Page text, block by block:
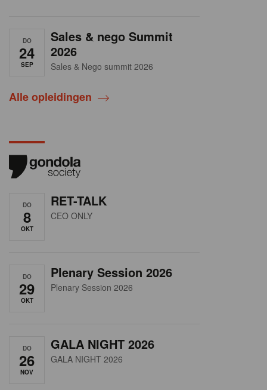
DO
24
SEP
Sales & nego Summit
2026
Sales & Nego summit 2026
Alle opleidingen
DO
8
OKT
RET-TALK
CEO ONLY
DO
29
OKT
Plenary Session 2026
Plenary Session 2026
DO
26
NOV
GALA NIGHT 2026
GALA NIGHT 2026